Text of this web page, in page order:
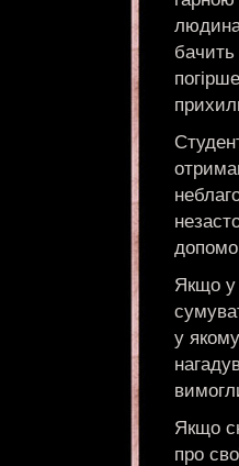
людина
Якщо у
у
Якщо
про